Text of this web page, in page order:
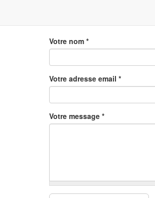
Votre nom *
Votre adresse email *
Votre message *